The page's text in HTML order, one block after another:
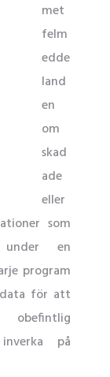
met
felm
edde
land
en
om
skad
ade
eller
som
en
program
för att
på